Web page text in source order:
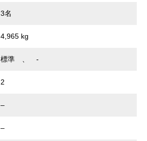
3名
4,965 kg
標準 、 -
2
–
–